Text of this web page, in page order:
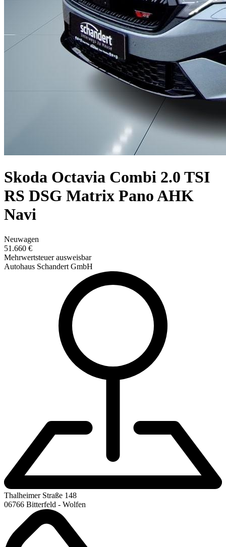
Skoda Octavia Combi 2.0 TSI
RS DSG Matrix Pano AHK
Navi
Neuwagen
51.660 €
Mehrwertsteuer ausweisbar
Autohaus Schandert GmbH
Thalheimer Straße 148
06766 Bitterfeld - Wolfen